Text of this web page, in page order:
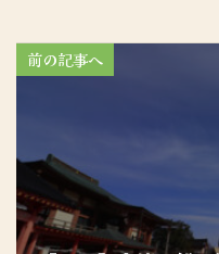
前の記事へ